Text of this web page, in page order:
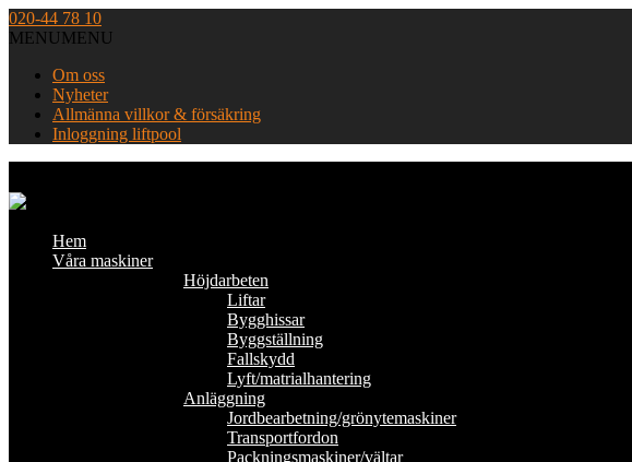
Skip
to
020-44 78 10
MENUMENU
Om oss
Nyheter
Allmänna villkor & försäkring
Inloggning liftpool
Hem
Våra maskiner
Höjdarbeten
Liftar
Bygghissar
Byggställning
Fallskydd
Lyft/matrialhantering
Anläggning
Jordbearbetning/grönytemaskiner
Transportfordon
Packningsmaskiner/vältar